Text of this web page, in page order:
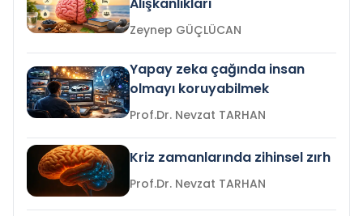
Zeynep GÜÇLÜCAN
Yapay zeka çağında insan
olmayı koruyabilmek
Prof.Dr. Nevzat TARHAN
Kriz zamanlarında zihinsel zırh
Prof.Dr. Nevzat TARHAN